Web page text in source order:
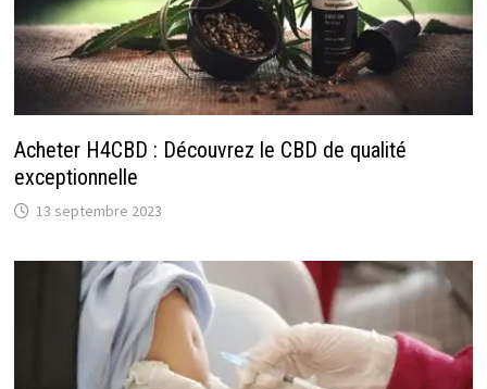
Acheter H4CBD : Découvrez le CBD de qualité
exceptionnelle
13 septembre 2023